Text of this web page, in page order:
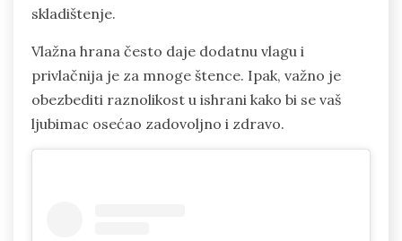
skladištenje.
Vlažna hrana često daje dodatnu vlagu i
privlačnija je za mnoge štence. Ipak, važno je
obezbediti raznolikost u ishrani kako bi se vaš
ljubimac osećao zadovoljno i zdravo.